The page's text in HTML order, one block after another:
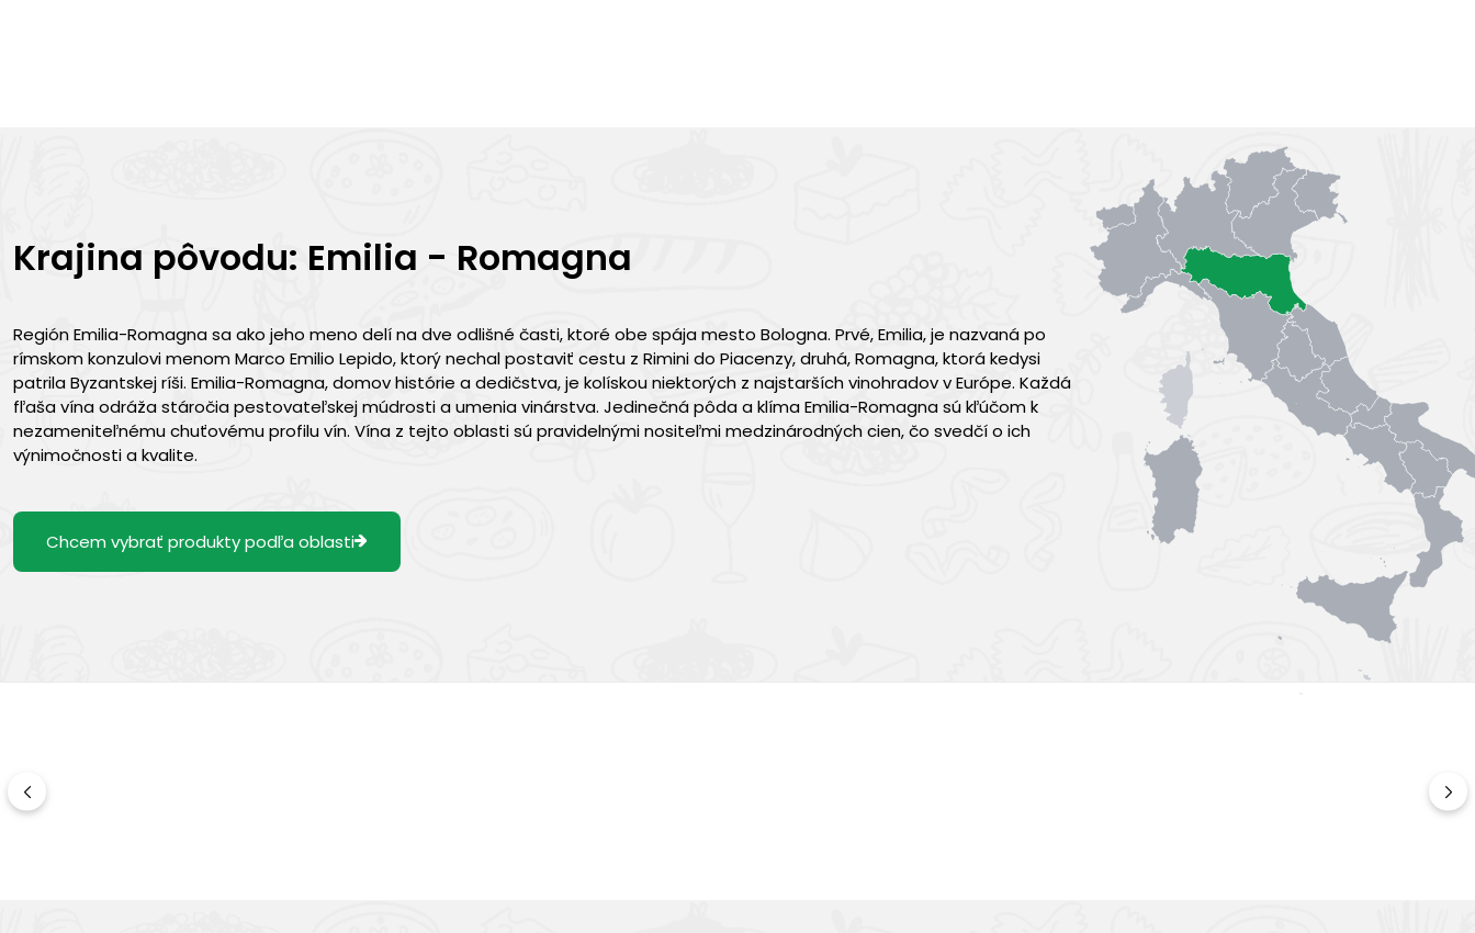
Krajina pôvodu: Emilia - Romagna
Región Emilia-Romagna sa ako jeho meno delí na dve odlišné časti, ktoré obe spája mesto Bologna. Prvé, Emilia, je nazvaná po
rímskom konzulovi menom Marco Emilio Lepido, ktorý nechal postaviť cestu z Rimini do Piacenzy, druhá, Romagna, ktorá kedysi
patrila Byzantskej ríši. Emilia-Romagna, domov histórie a dedičstva, je kolískou niektorých z najstarších vinohradov v Európe. Každá
fľaša vína odráža stáročia pestovateľskej múdrosti a umenia vinárstva. Jedinečná pôda a klíma Emilia-Romagna sú kľúčom k
nezameniteľnému chuťovému profilu vín. Vína z tejto oblasti sú pravidelnými nositeľmi medzinárodných cien, čo svedčí o ich
výnimočnosti a kvalite.
Chcem vybrať produkty podľa oblasti